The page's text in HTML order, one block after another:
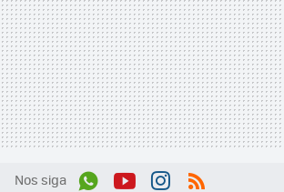
Nos siga